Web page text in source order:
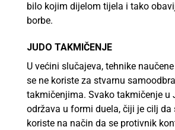
bilo kojim dijelom tijela i tako
borbe.
JUDO TAKMIČENJE
U većini slučajeva, tehnike
se ne koriste za stvarnu
takmičenjima. Svako takmičenje u
održava u formi duela, čiji je cilj da
koriste na način da se protivnik